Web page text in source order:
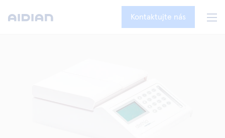
Kontaktujte nás